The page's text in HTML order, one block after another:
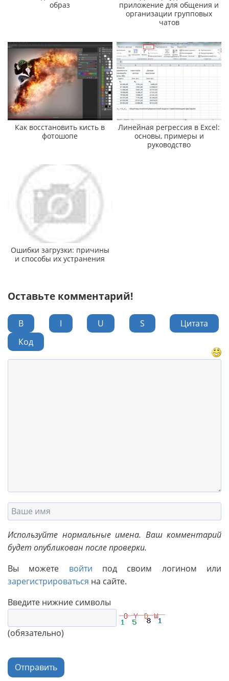
образ
приложение для общения и
организации групповых
чатов
Как восстановить кисть в
фотошопе
Линейная регрессия в Excel:
основы, примеры и
руководство
Ошибки загрузки: причины
и способы их устранения
Оставьте комментарий!
B I U S
Цитата
Код
Используйте нормальные имена. Ваш комментарий
будет опубликован после проверки.
Вы можете войти под своим логином или
зарегистрироваться на сайте.
Введите нижние символы
(обязательно)
Отправить